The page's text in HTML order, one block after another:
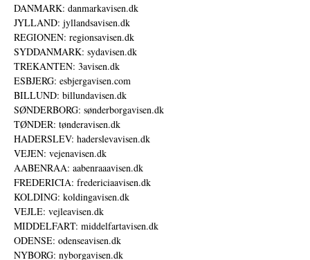
DANMARK: danmarkavisen.dk
JYLLAND: jyllandsavisen.dk
REGIONEN: regionsavisen.dk
SYDDANMARK: sydavisen.dk
TREKANTEN: 3avisen.dk
ESBJERG: esbjergavisen.com
BILLUND: billundavisen.dk
SØNDERBORG: sønderborgavisen.dk
TØNDER: tønderavisen.dk
HADERSLEV: haderslevavisen.dk
VEJEN: vejenavisen.dk
AABENRAA: aabenraaavisen.dk
FREDERICIA: fredericiaavisen.dk
KOLDING: koldingavisen.dk
VEJLE: vejleavisen.dk
MIDDELFART: middelfartavisen.dk
ODENSE: odenseavisen.dk
NYBORG: nyborgavisen.dk